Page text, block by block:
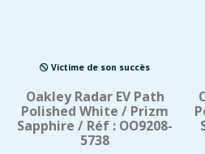
Victime de son succès
Oakley Radar EV Path
Polished White / Prizm
Sapphire / Réf : OO9208-
5738